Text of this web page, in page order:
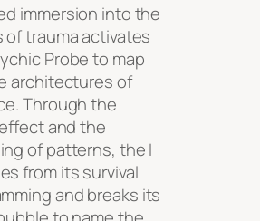
immersion into the
of trauma activates
Probe to map
architectures of
Through the
and the
of patterns, the I
from its survival
and breaks its